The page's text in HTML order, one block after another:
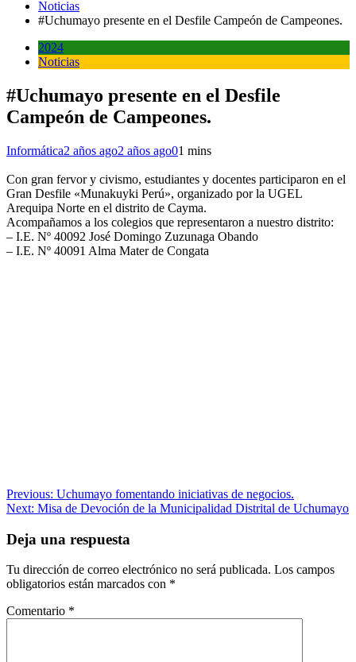
Noticias
#Uchumayo presente en el Desfile Campeón de Campeones.
2024
Noticias
#Uchumayo presente en el Desfile
Campeón de Campeones.
Informática2 años ago2 años ago01 mins
Con gran fervor y civismo, estudiantes y docentes participaron en el
Gran Desfile «Munakuyki Perú», organizado por la UGEL
Arequipa Norte en el distrito de Cayma.
Acompañamos a los colegios que representaron a nuestro distrito:
– I.E. Nº 40092 José Domingo Zuzunaga Obando
– I.E. Nº 40091 Alma Mater de Congata
Navegación
de
entradas
Previous: Uchumayo fomentando iniciativas de negocios.
Next: Misa de Devoción de la Municipalidad Distrital de Uchumayo
Deja una respuesta
Tu dirección de correo electrónico no será publicada. Los campos
obligatorios están marcados con *
Comentario *